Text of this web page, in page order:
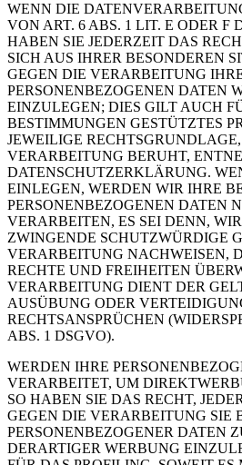
WENN DIE
VON ART. 6 ABS. 1 LIT. E ODER F
HABEN SIE JEDERZEIT DAS
SICH AUS IHRER BESONDEREN
GEGEN DIE VERARBEITUNG
PERSONENBEZOGENEN DATEN
EINZULEGEN; DIES GILT AUCH
BESTIMMUNGEN GESTÜTZTES
JEWEILIGE
VERARBEITUNG BERUHT,
DATENSCHUTZERKLÄRUNG.
EINLEGEN, WERDEN WIR IHRE
PERSONENBEZOGENEN DATEN
VERARBEITEN, ES SEI DENN,
ZWINGENDE SCHUTZWÜRDIGE
VERARBEITUNG NACHWEISEN,
RECHTE UND FREIHEITEN
VERARBEITUNG DIENT DER
AUSÜBUNG ODER
RECHTSANSPRÜCHEN
ABS. 1 DSGVO).
WERDEN IHRE
VERARBEITET, UM
SO HABEN SIE DAS RECHT,
GEGEN DIE VERARBEITUNG SIE
PERSONENBEZOGENER DATEN
DERARTIGER WERBUNG